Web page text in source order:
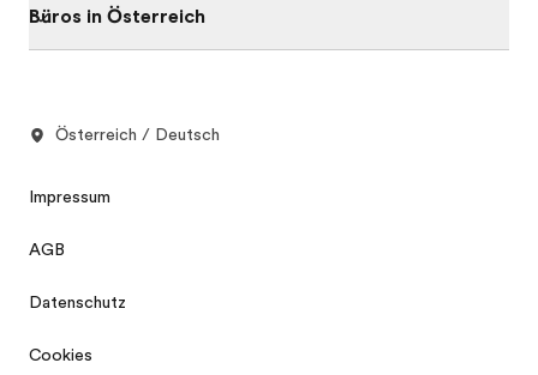
Büros in Österreich
Österreich / Deutsch
Impressum
AGB
Datenschutz
Cookies